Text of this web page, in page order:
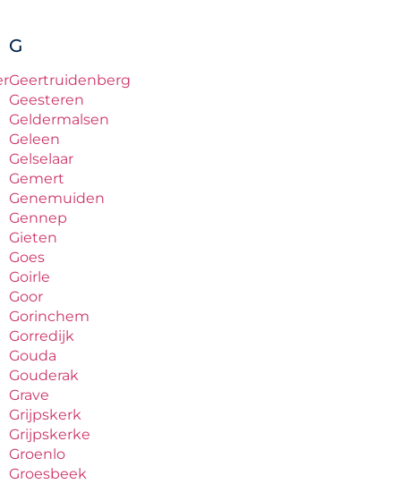
G
Geertruidenberg
Geesteren
Geldermalsen
Geleen
Gelselaar
Gemert
Genemuiden
Gennep
Gieten
Goes
Goirle
Goor
Gorinchem
Gorredijk
Gouda
Gouderak
Grave
Grijpskerk
Grijpskerke
Groenlo
Groesbeek